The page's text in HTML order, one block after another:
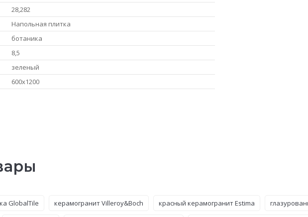
28,282
Напольная плитка
ботаника
8,5
зеленый
600x1200
GlobalTile керамогранит Villeroy&Boch красный керамогранит Estima